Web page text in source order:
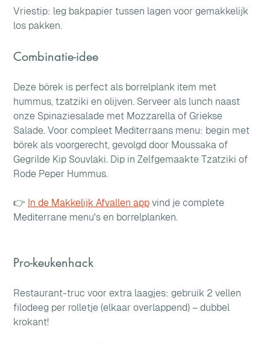
Vriestip: leg bakpapier tussen lagen voor gemakkelijk
los pakken.
Combinatie-idee
Deze börek is perfect als borrelplank item met
hummus, tzatziki en olijven. Serveer als lunch naast
onze Spinaziesalade met Mozzarella of Griekse
Salade. Voor compleet Mediterraans menu: begin met
börek als voorgerecht, gevolgd door Moussaka of
Gegrilde Kip Souvlaki. Dip in Zelfgemaakte Tzatziki of
Rode Peper Hummus.
👉 In de Makkelijk Afvallen app vind je complete
Mediterrane menu's en borrelplanken.
Pro-keukenhack
Restaurant-truc voor extra laagjes: gebruik 2 vellen
filodeeg per rolletje (elkaar overlappend) – dubbel
krokant!